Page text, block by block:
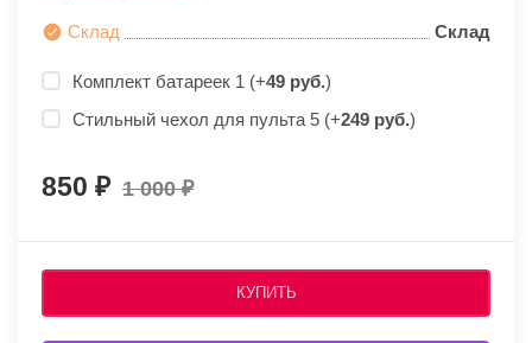
Склад Склад
Комплект батареек 1 (+49 руб.)
Стильный чехол для пульта 5 (+249 руб.)
850 1 000
КУПИТЬ